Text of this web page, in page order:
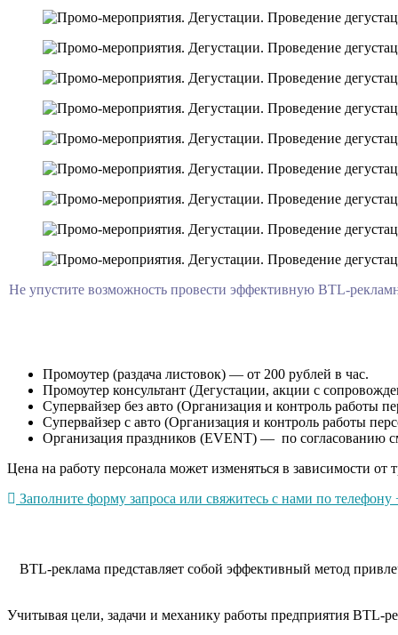
Не упустите возможность провести эффективную BTL-
Промоутер (раздача листовок) — от 200 рублей в час.
Промоутер консультант (Дегустации, акции с
Супервайзер без авто (Организация и контроль работы
Супервайзер с авто (Организация и контроль работы
Организация праздников (EVENT) — по согласованию
Цена на работу персонала может изменяться в зависимости
Заполните форму запроса или свяжитесь с нами по
BTL-реклама представляет собой эффективный метод
Учитывая цели, задачи и механику работы предприятия BTL-